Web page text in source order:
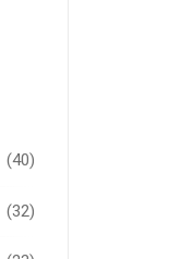
(40)
(32)